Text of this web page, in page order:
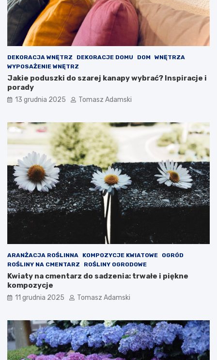
DEKORACJA WNĘTRZ DEKORACJE DOMU DOM
WNĘTRZA
WYPOSAŻENIE WNĘTRZ
Jakie poduszki do szarej kanapy wybrać? Inspiracje i
porady
13 grudnia 2025 Tomasz Adamski
ARANŻACJA ROŚLINNA KOMPOZYCJE KWIATOWE
OGRÓD
ROŚLINY NA CMENTARZ
ROŚLINY OGRODOWE
Kwiaty na cmentarz do sadzenia: trwałe i piękne
kompozycje
11 grudnia 2025 Tomasz Adamski